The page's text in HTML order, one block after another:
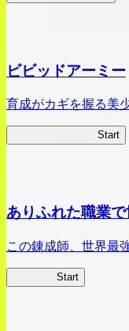
ビビッドアーミー
育成がカギを握る美
Start
ありふれた職業
この錬成師、世界最強
Start